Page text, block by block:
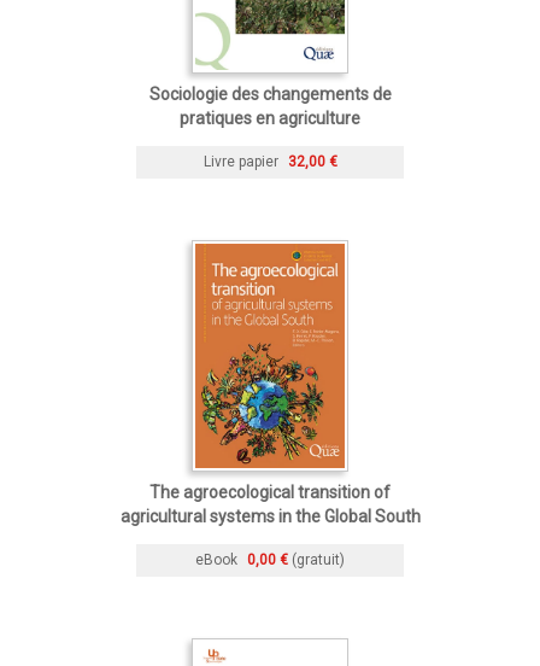
Sociologie des changements de
pratiques en agriculture
Livre papier 32,00 €
The agroecological transition of
agricultural systems in the Global South
eBook 0,00 € (gratuit)